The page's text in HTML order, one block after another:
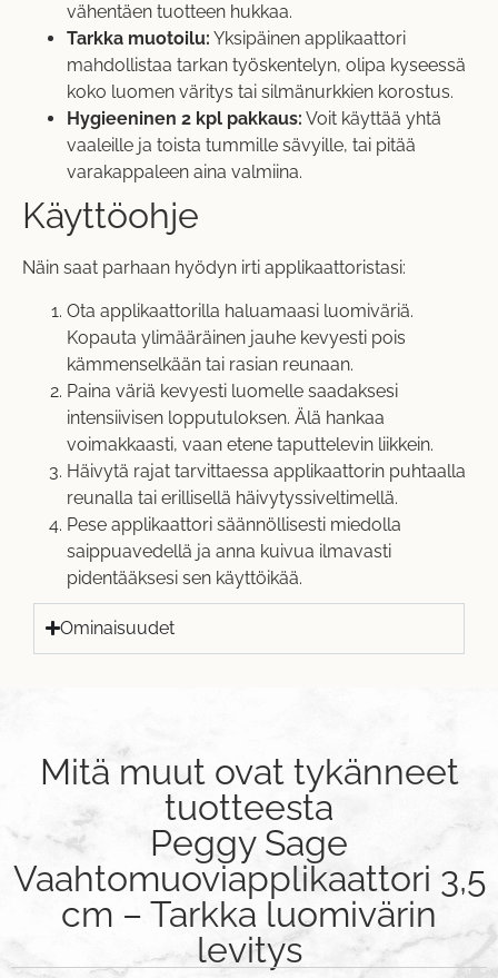
vähentäen tuotteen hukkaa.
Tarkka muotoilu: Yksipäinen applikaattori
mahdollistaa tarkan työskentelyn, olipa kyseessä
koko luomen väritys tai silmänurkkien korostus.
Hygieeninen 2 kpl pakkaus: Voit käyttää yhtä
vaaleille ja toista tummille sävyille, tai pitää
varakappaleen aina valmiina.
Käyttöohje
Näin saat parhaan hyödyn irti applikaattoristasi:
Ota applikaattorilla haluamaasi luomiväriä.
Kopauta ylimääräinen jauhe kevyesti pois
kämmenselkään tai rasian reunaan.
Paina väriä kevyesti luomelle saadaksesi
intensiivisen lopputuloksen. Älä hankaa
voimakkaasti, vaan etene taputtelevin liikkein.
Häivytä rajat tarvittaessa applikaattorin puhtaalla
reunalla tai erillisellä häivytyssiveltimellä.
Pese applikaattori säännöllisesti miedolla
saippuavedellä ja anna kuivua ilmavasti
pidentääksesi sen käyttöikää.
Ominaisuudet
Mitä muut ovat tykänneet
tuotteesta
Peggy Sage
Vaahtomuoviapplikaattori 3,5
cm – Tarkka luomivärin
levitys